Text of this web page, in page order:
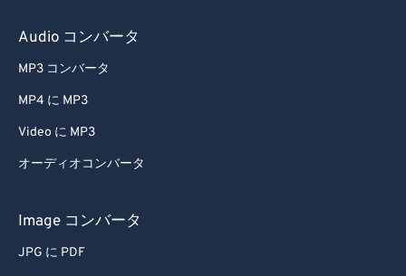
Audio コンバータ
MP3 コンバータ
MP4 に MP3
Video に MP3
オーディオコンバータ
Image コンバータ
JPG に PDF